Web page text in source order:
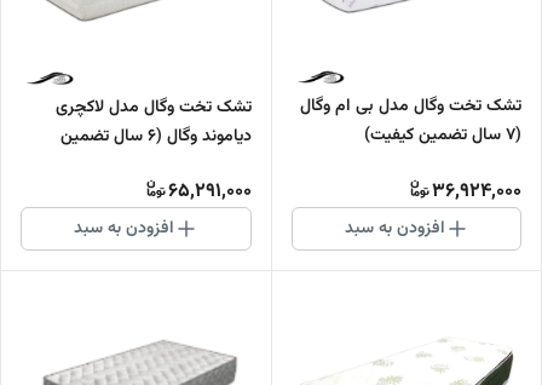
تشک تخت وگال مدل بی ام وگال
(7 سال تضمین کیفیت)
36,924,000
افزودن به سبد
تشک تخت وگال مدل لاکچری
دیاموند وگال (6 سال تضمین
65,291,000
افزودن به سبد